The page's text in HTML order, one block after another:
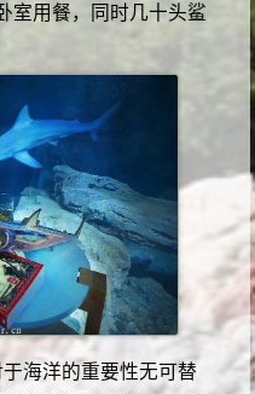
室用餐，同时几十头鲨
海洋的重要性无可替